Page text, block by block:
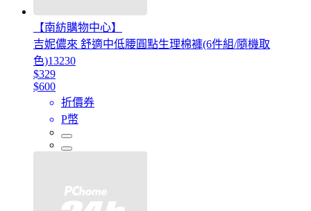
【南紡購物中心】
吉妮儂來 舒適中低腰圓點生理棉褲(6件組/隨機取
色)13230
$329
$600
折價券
P幣